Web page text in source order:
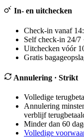
In- en uitchecken
Check-in vanaf
Self check-in 24/7
Uitchecken vóór
Gratis
Annulering · Strikt
Volledige
Annulering
verblijf
Minder dan 60
Volledige